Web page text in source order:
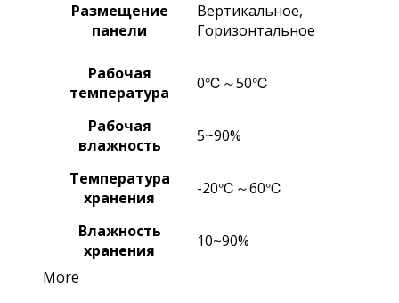
Размещение
панели
Вертикальное,
Горизонтальное
Рабочая
температура
0℃～50℃
Рабочая
влажность
5~90%
Температура
хранения
-20℃～60℃
Влажность
хранения
10~90%
More